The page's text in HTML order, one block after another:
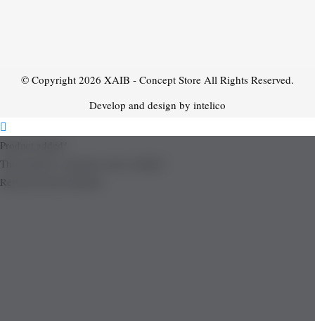
© Copyright 2026 XAIB - Concept Store All Rights Reserved.
Develop and design by intelico
Product added!
The product is already in the wishlist!
Removed from Wishlist